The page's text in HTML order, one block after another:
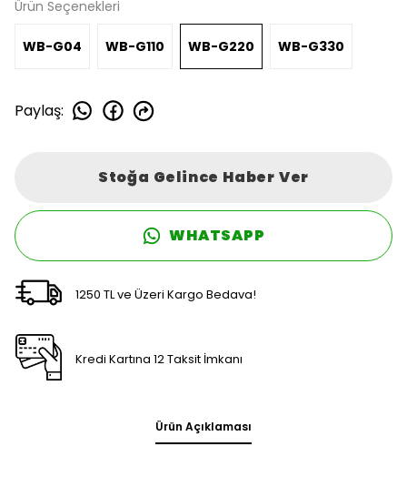
Ürün Seçenekleri
WB-G04 WB-G110 WB-G220 WB-G330
Paylaş:
Stoğa Gelince Haber Ver
WHATSAPP
1250 TL ve Üzeri Kargo Bedava!
Kredi Kartına 12 Taksit İmkanı
Ürün Açıklaması